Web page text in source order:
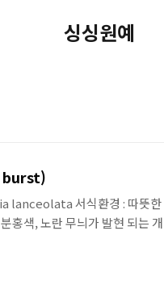
싱싱원예
burst)
서식환경 : 따뜻한
홍색, 노란 무늬가 발현 되는